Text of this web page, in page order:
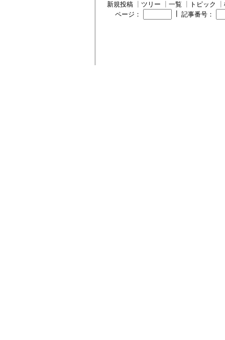
新規投稿 ツリー 一覧 トピック
ページ：
記事番号：